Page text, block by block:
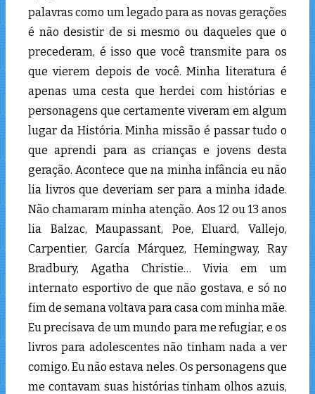
palavras como um legado para as novas gerações
é não desistir de si mesmo ou daqueles que o
precederam, é isso que você transmite para os
que vierem depois de você. Minha literatura é
apenas uma cesta que herdei com histórias e
personagens que certamente viveram em algum
lugar da História. Minha missão é passar tudo o
que aprendi para as crianças e jovens desta
geração. Acontece que na minha infância eu não
lia livros que deveriam ser para a minha idade.
Não chamaram minha atenção. Aos 12 ou 13 anos
lia Balzac, Maupassant, Poe, Eluard, Vallejo,
Carpentier, García Márquez, Hemingway, Ray
Bradbury, Agatha Christie… Vivia em um
internato esportivo de que não gostava, e só no
fim de semana voltava para casa com minha mãe.
Eu precisava de um mundo para me refugiar, e os
livros para adolescentes não tinham nada a ver
comigo. Eu não estava neles. Os personagens que
me contavam suas histórias tinham olhos azuis,